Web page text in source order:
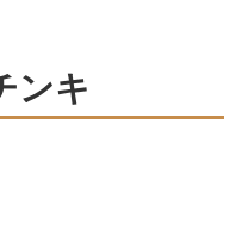
ンキ